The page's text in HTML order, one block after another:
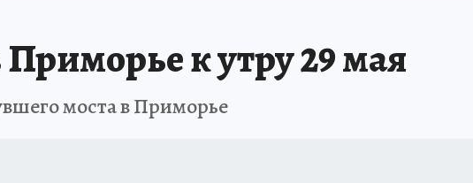
ВОСТОКА АФИША МОЙ ЛЮБИМЫЙ УЧИТЕЛЬ – 2024 ИСПЫТАНО НА СЕБЕ
к утру 29 мая
моста в Приморье